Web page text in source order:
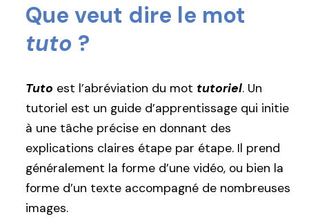
Que veut dire le mot
tuto ?
Tuto est l’abréviation du mot tutoriel. Un
tutoriel est un guide d’apprentissage qui initie
à une tâche précise en donnant des
explications claires étape par étape. Il prend
généralement la forme d’une vidéo, ou bien la
forme d’un texte accompagné de nombreuses
images.